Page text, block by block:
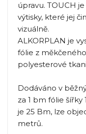
úpravu. TOUCH
výtisky, které jej
vizuálně.
ALKORPLAN je
fólie z
polyesterové
Dodáváno v
za 1 bm fólie šířky
je 25 Bm, lze
metrů.